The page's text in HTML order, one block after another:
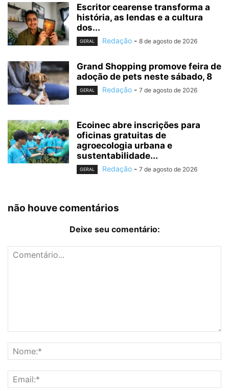
Escritor cearense transforma a
história, as lendas e a cultura
dos...
GERAL Redação - 8 de agosto de 2026
Grand Shopping promove feira de
adoção de pets neste sábado, 8
GERAL Redação - 7 de agosto de 2026
Ecoinec abre inscrições para
oficinas gratuitas de
agroecologia urbana e
sustentabilidade...
GERAL Redação - 7 de agosto de 2026
não houve comentários
Deixe seu comentário: